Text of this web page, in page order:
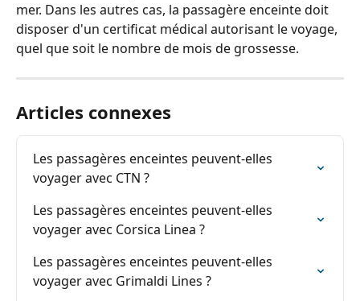
mer. Dans les autres cas, la passagère enceinte doit
disposer d'un certificat médical autorisant le voyage,
quel que soit le nombre de mois de grossesse.
Articles connexes
Les passagères enceintes peuvent-elles
voyager avec CTN ?
Les passagères enceintes peuvent-elles
voyager avec Corsica Linea ?
Les passagères enceintes peuvent-elles
voyager avec Grimaldi Lines ?